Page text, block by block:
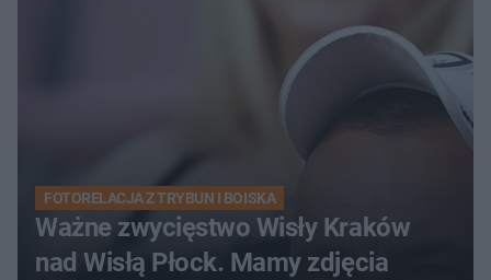
FOTORELACJA Z TRYBUN I BOISKA
Ważne zwycięstwo Wisły Kraków
nad Wisłą Płock. Mamy zdjęcia